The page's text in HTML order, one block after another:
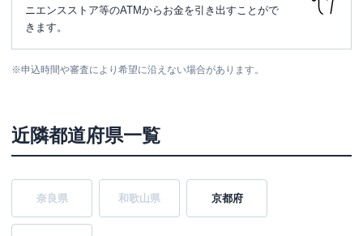
ニエンスストア等のATMからお金を引き出すことがで
きます。
※申込時間や審査により希望に沿えない場合があります。
近隣都道府県一覧
奈良県 和歌山県 京都府